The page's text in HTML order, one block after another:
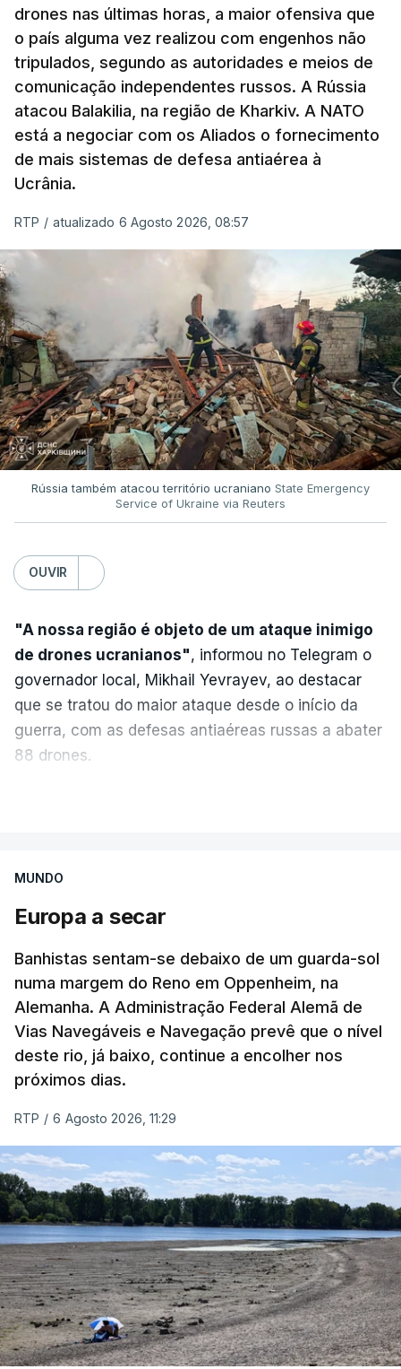
drones nas últimas horas, a maior ofensiva que
o país alguma vez realizou com engenhos não
tripulados, segundo as autoridades e meios de
comunicação independentes russos. A Rússia
atacou Balakilia, na região de Kharkiv. A NATO
está a negociar com os Aliados o fornecimento
de mais sistemas de defesa antiaérea à
Ucrânia.
RTP / atualizado 6 Agosto 2026, 08:57
Rússia também atacou território ucraniano State Emergency
Service of Ukraine via Reuters
OUVIR
"A nossa região é objeto de um ataque inimigo
de drones ucranianos", informou no Telegram o
governador local, Mikhail Yevrayev, ao destacar
que se tratou do maior ataque desde o início da
guerra, com as defesas antiaéreas russas a abater
88 drones.
da Crimeia e os mares Negro e de Azov.
O ataque ucraniano desta noite superou os
555 a 18 de junho e 389 a 25 de março. Segundo
Yevrayev, não houve mortos nem feridos em
consequência do ataque massivo contra
Yaroslavl.
"Ardeu uma casa particular, em vários edifícios as
janelas sofreram danos, vários automóveis foram
indemnizações", indicou, ao referir que "em outros
locais também pode haver destroços de drones" .
Yevrayev acrescentou que devido ao ataque a
circulação na autoestrada para Moscovo foi
interrompida e apelou à população para que "se
abstenha de viagens nesta direção ou nas suas
proximidades ou que escolha uma rota
alternativa".
MUNDO
Europa a secar
Banhistas sentam-se debaixo de um guarda-sol
numa margem do Reno em Oppenheim, na
Alemanha. A Administração Federal Alemã de
Vias Navegáveis e Navegação prevê que o nível
deste rio, já baixo, continue a encolher nos
próximos dias.
RTP / 6 Agosto 2026, 11:29